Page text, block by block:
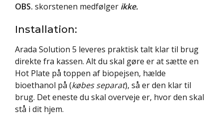
OBS. skorstenen medfølger ikke.
Installation:
Arada Solution 5 leveres praktisk talt klar til brug
direkte fra kassen. Alt du skal gøre er at sætte en
Hot Plate på toppen af biopejsen, hælde
bioethanol på (købes separat), så er den klar til
brug. Det eneste du skal overveje er, hvor den skal
stå i dit hjem.